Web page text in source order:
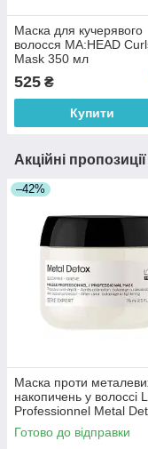
Маска для кучерявого
волосся MA:HEAD
Mask 350 мл
525 ₴
Купити
Акційні
–42%
Маска проти
накопичень у волоссі
Professionnel Metal
Mask 75 мл
Готово до відправки